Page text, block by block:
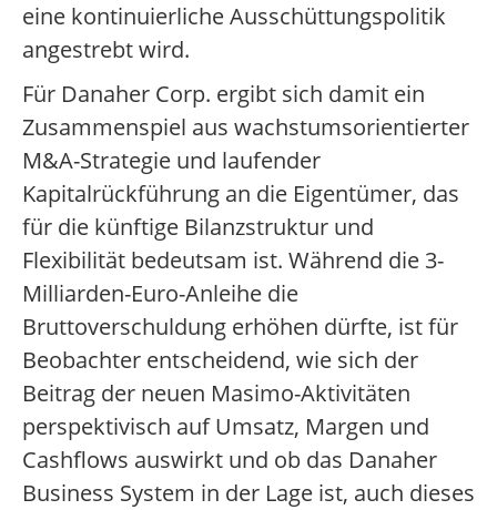
eine kontinuierliche Ausschüttungspolitik
angestrebt wird.
Für Danaher Corp. ergibt sich damit ein
Zusammenspiel aus wachstumsorientierter
M&A-Strategie und laufender
Kapitalrückführung an die Eigentümer, das
für die künftige Bilanzstruktur und
Flexibilität bedeutsam ist. Während die 3-
Milliarden-Euro-Anleihe die
Bruttoverschuldung erhöhen dürfte, ist für
Beobachter entscheidend, wie sich der
Beitrag der neuen Masimo-Aktivitäten
perspektivisch auf Umsatz, Margen und
Cashflows auswirkt und ob das Danaher
Business System in der Lage ist, auch dieses